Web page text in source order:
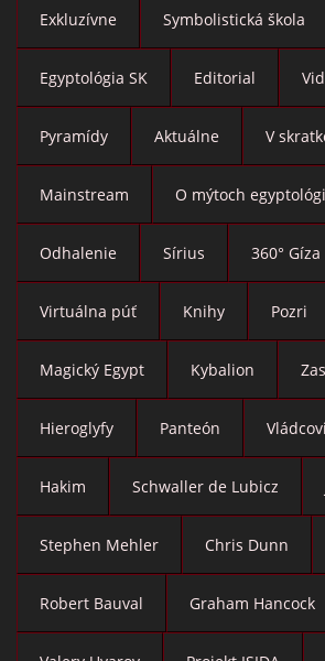
Exkluzívne Symbolistická škola
Egyptológia SK Editorial
Pyramídy Aktuálne V
Mainstream O mýtoch
Odhalenie Sírius 360° Gíza
Virtuálna púť Knihy Pozri
Magický Egypt Kybalion
Hieroglyfy Panteón
Hakim Schwaller de Lubicz
Stephen Mehler Chris Dunn
Robert Bauval Graham Hancock